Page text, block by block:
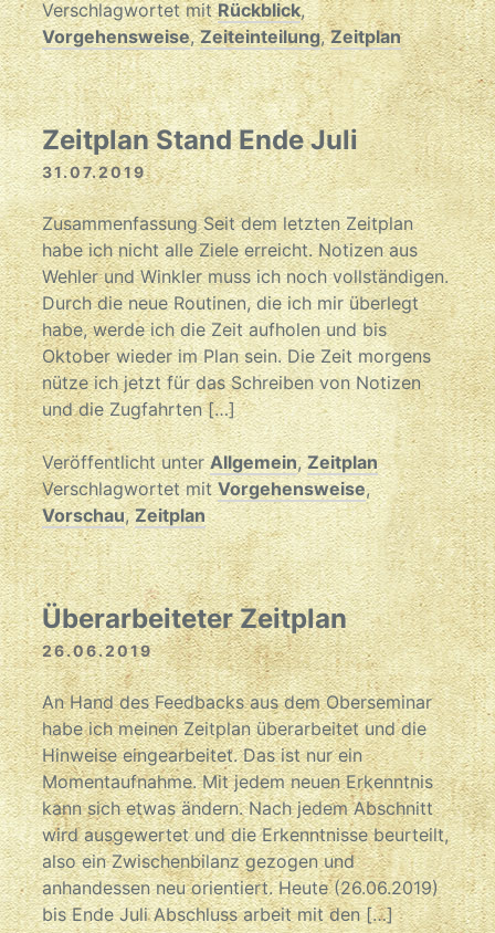
Verschlagwortet mitRückblick,
Vorgehensweise,Zeiteinteilung,Zeitplan
Zeitplan Stand Ende Juli
31.07.2019
Zusammenfassung Seit dem letzten Zeitplan
habe ich nicht alle Ziele erreicht. Notizen aus
Wehler und Winkler muss ich noch vollständigen.
Durch die neue Routinen, die ich mir überlegt
habe, werde ich die Zeit aufholen und bis
Oktober wieder im Plan sein. Die Zeit morgens
nütze ich jetzt für das Schreiben von Notizen
und die Zugfahrten […]
Veröffentlicht unterAllgemein,Zeitplan
Verschlagwortet mitVorgehensweise,
Vorschau,Zeitplan
Überarbeiteter Zeitplan
26.06.2019
An Hand des Feedbacks aus dem Oberseminar
habe ich meinen Zeitplan überarbeitet und die
Hinweise eingearbeitet. Das ist nur ein
Momentaufnahme. Mit jedem neuen Erkenntnis
kann sich etwas ändern. Nach jedem Abschnitt
wird ausgewertet und die Erkenntnisse beurteilt,
also ein Zwischenbilanz gezogen und
anhandessen neu orientiert. Heute (26.06.2019)
bis Ende Juli Abschluss arbeit mit den […]